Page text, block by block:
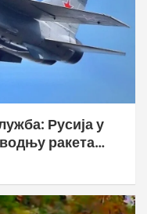
Русија у
ракета